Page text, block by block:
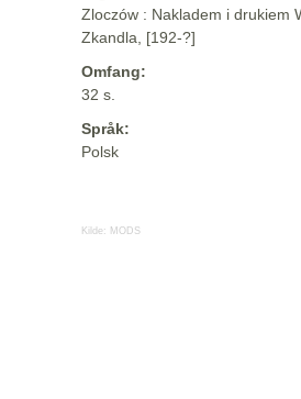
Zloczów : Nakladem i drukiem
Zkandla, [192-?]
Omfang:
32 s.
Språk:
Polsk
Kilde: MODS